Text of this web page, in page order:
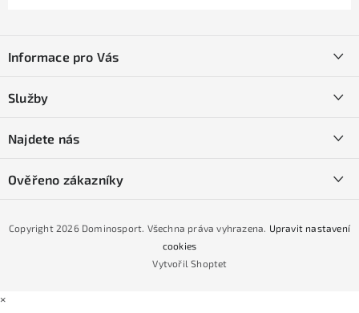
pInformace pro Vás
Obchodní podmínky
Podmínky GDPR
Podmínky nákupu na splátky ESSOX
Služby
Naše prodejna
Najdete nás
Ověřeno zákazníky
Vytvořil Shoptet
Copyright 2026 Dominosport. Všechna práva vyhrazena. Upravit nastavení
cookies
×